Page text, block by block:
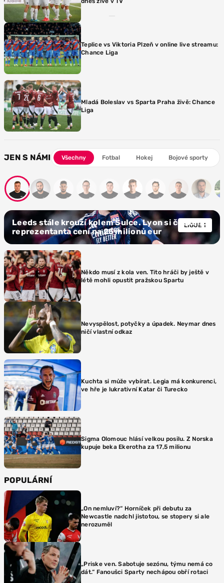
POPULÁRNÍ
„On nemluví?“ Horníček při debutu za
Newcastle nadchl jistotou, se stopery si ale
nerozuměl
„Priske ven. Sabotuje sezónu, týmu nemá co
dát.“ Fanoušci Sparty nechápou obří rotaci
Teplice vs Viktoria Plzeň v online live streamu:
Chance Liga
Mladá Boleslav vs Sparta Praha živě: Chance
Liga
JEN S NÁMI Všechny Fotbal Hokej Bojové sporty
LIGUE 1
Leeds stále krouží kolem Šulce. Lyon si českého
reprezentanta cení na 25 milionů eur
Někdo musí z kola ven. Tito hráči by ještě v
létě mohli opustit pražskou Spartu
Nevyspělost, potyčky a úpadek. Neymar dnes
ničí vlastní odkaz
Kuchta si může vybírat. Legia má konkurenci,
ve hře je lukrativní Katar či Turecko
Sigma Olomouc hlásí velkou posilu. Z Norska
kupuje beka Ekerotha za 17,5 milionu